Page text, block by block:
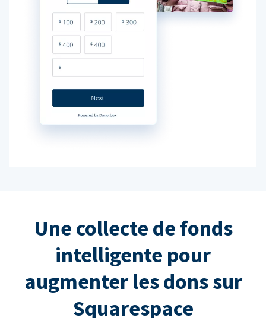
Une collecte de fonds
intelligente pour
augmenter les dons sur
Squarespace